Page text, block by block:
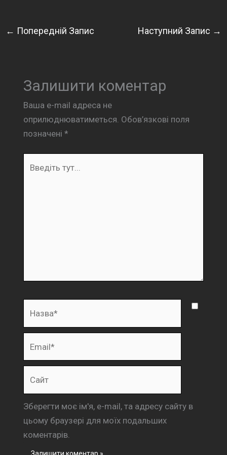
← Попередній Запис Наступний Запис →
Залишити коментар
Ваша e-mail адреса не
оприлюднюватиметься. Обов’язкові поля
позначені *
Зберегти моє ім'я, e-mail, та адресу сайту в
цьому браузері для моїх подальших
коментарів.